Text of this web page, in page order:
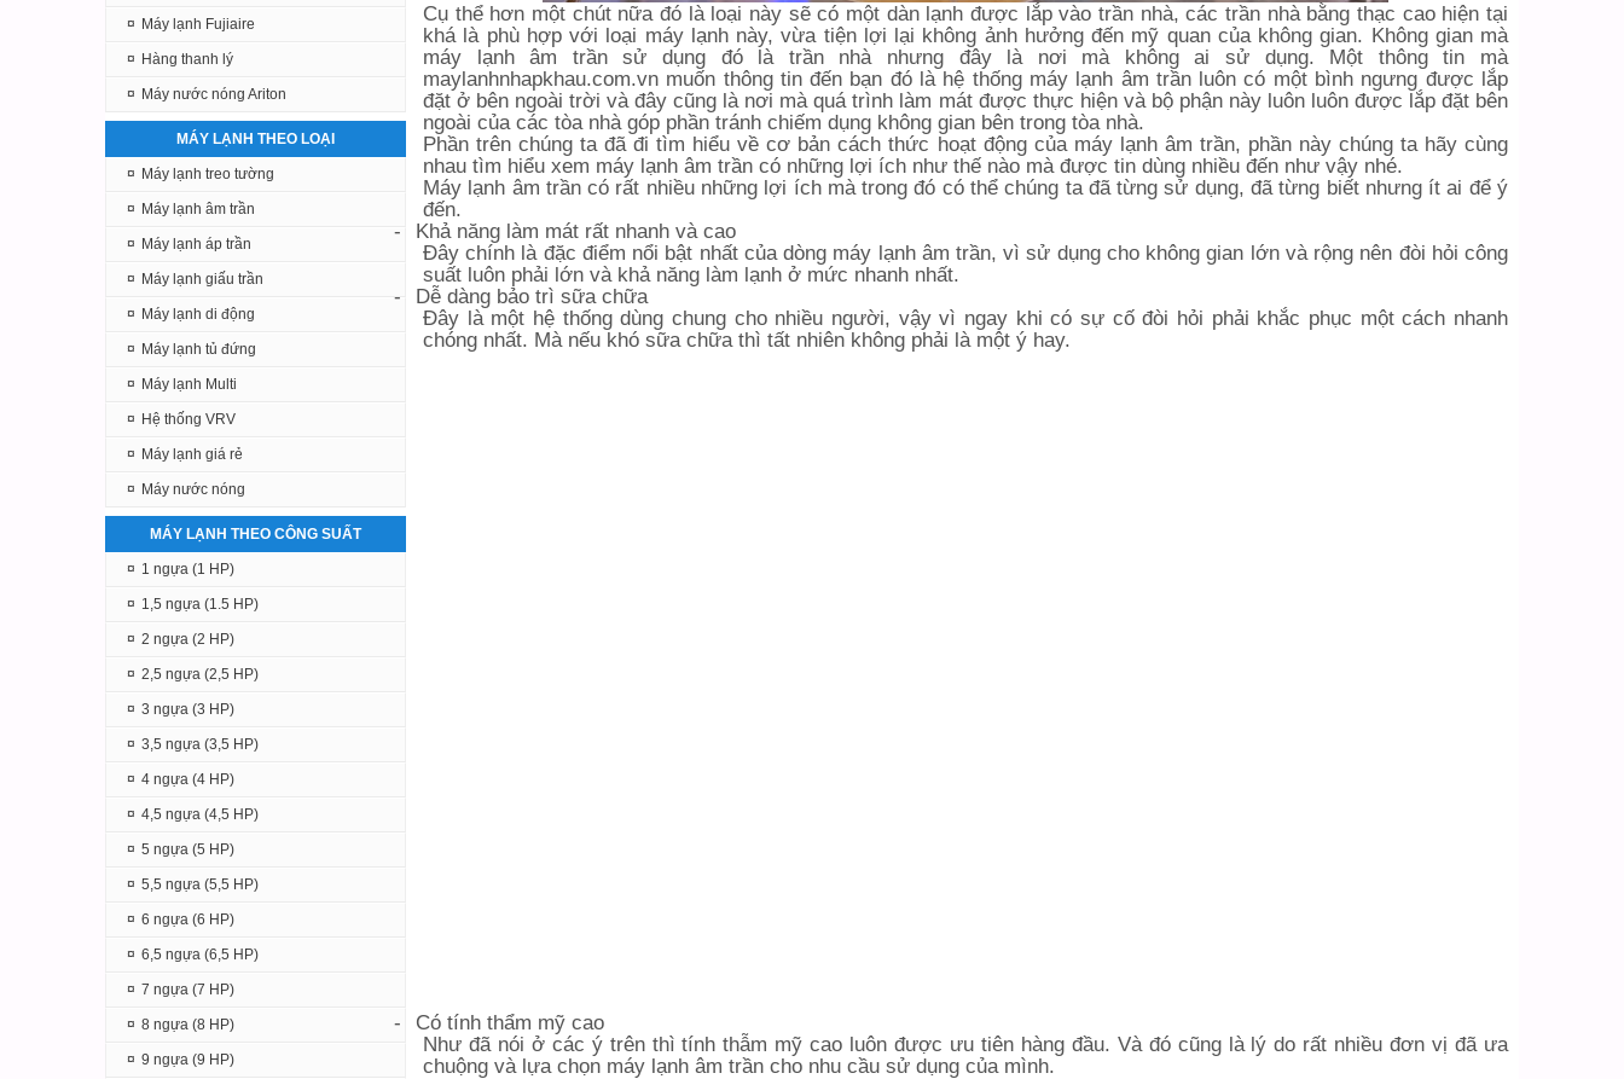
¤ Máy lạnh Fujiaire
¤ Hàng thanh lý
¤ Máy nước nóng Ariton
MÁY LẠNH THEO LOẠI
¤ Máy lạnh treo tường
¤ Máy lạnh âm trần
¤ Máy lạnh áp trần
¤ Máy lạnh giấu trần
¤ Máy lạnh di động
¤ Máy lạnh tủ đứng
¤ Máy lạnh Multi
¤ Hệ thống VRV
¤ Máy lạnh giá rẻ
¤ Máy nước nóng
MÁY LẠNH THEO CÔNG SUẤT
¤ 1 ngựa (1 HP)
¤ 1,5 ngựa (1.5 HP)
¤ 2 ngựa (2 HP)
¤ 2,5 ngựa (2,5 HP)
¤ 3 ngựa (3 HP)
¤ 3,5 ngựa (3,5 HP)
¤ 4 ngựa (4 HP)
¤ 4,5 ngựa (4,5 HP)
¤ 5 ngựa (5 HP)
¤ 5,5 ngựa (5,5 HP)
¤ 6 ngựa (6 HP)
¤ 6,5 ngựa (6,5 HP)
¤ 7 ngựa (7 HP)
¤ 8 ngựa (8 HP)
¤ 9 ngựa (9 HP)
Cụ thể hơn một chút nữa đó là loại này sẽ có một dàn lạnh được lắp vào trần nhà, các trần nhà bằng thạc cao hiện tại
khá là phù hợp với loại máy lạnh này, vừa tiện lợi lại không ảnh hưởng đến mỹ quan của không gian. Không gian mà
máy lạnh âm trần sử dụng đó là trần nhà nhưng đây là nơi mà không ai sử dụng. Một thông tin mà
maylanhnhapkhau.com.vn muốn thông tin đến bạn đó là hệ thống máy lạnh âm trần luôn có một bình ngưng được lắp
đặt ở bên ngoài trời và đây cũng là nơi mà quá trình làm mát được thực hiện và bộ phận này luôn luôn được lắp đặt bên
ngoài của các tòa nhà góp phần tránh chiếm dụng không gian bên trong tòa nhà.
Phần trên chúng ta đã đi tìm hiểu về cơ bản cách thức hoạt động của máy lạnh âm trần, phần này chúng ta hãy cùng
nhau tìm hiểu xem máy lạnh âm trần có những lợi ích như thế nào mà được tin dùng nhiều đến như vậy nhé.
Máy lạnh âm trần có rất nhiều những lợi ích mà trong đó có thể chúng ta đã từng sử dụng, đã từng biết nhưng ít ai để ý
đến.
-
Khả năng làm mát rất nhanh và cao
Đây chính là đặc điểm nổi bật nhất của dòng máy lạnh âm trần, vì sử dụng cho không gian lớn và rộng nên đòi hỏi công
suất luôn phải lớn và khả năng làm lạnh ở mức nhanh nhất.
-
Dễ dàng bảo trì sữa chữa
Đây là một hệ thống dùng chung cho nhiều người, vậy vì ngay khi có sự cố đòi hỏi phải khắc phục một cách nhanh
chóng nhất. Mà nếu khó sữa chữa thì tất nhiên không phải là một ý hay.
-
Có tính thẩm mỹ cao
Như đã nói ở các ý trên thì tính thẫm mỹ cao luôn được ưu tiên hàng đầu. Và đó cũng là lý do rất nhiều đơn vị đã ưa
chuộng và lựa chọn máy lạnh âm trần cho nhu cầu sử dụng của mình.